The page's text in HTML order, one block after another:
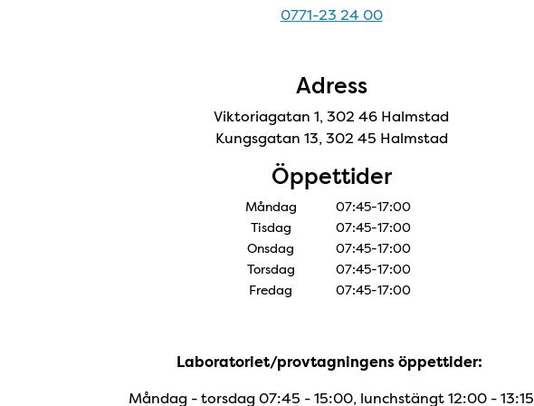
0771-23 24 00
Adress
Viktoriagatan 1, 302 46 Halmstad
Kungsgatan 13, 302 45 Halmstad
Öppettider
Måndag
07:45-17:00
Tisdag
07:45-17:00
Onsdag
07:45-17:00
Torsdag
07:45-17:00
Fredag
07:45-17:00
Laboratoriet/provtagningens öppettider:
Måndag - torsdag 07:45 - 15:00, lunchstängt 12:00 - 13:15